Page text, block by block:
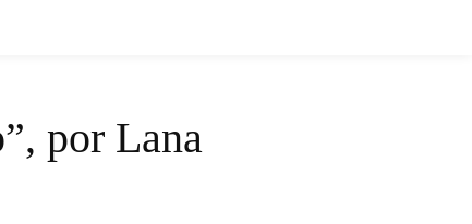
por Lana